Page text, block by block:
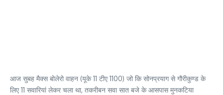
आज सुबह मैक्स बोलेरो वाहन (यूके 11 टीए 1100) जो कि सोनप्रयाग से गौरीकुण्ड के
लिए 11 सवारियां लेकर चला था, तकरीबन सवा सात बजे के आसपास मुनकटिया